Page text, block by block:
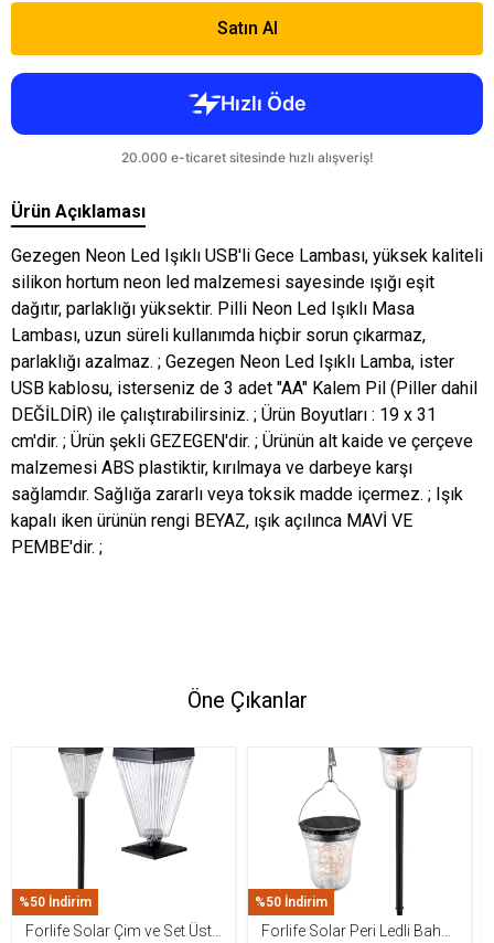
Satın Al
Ürün Açıklaması
Gezegen Neon Led Işıklı USB'li Gece Lambası, yüksek kaliteli
silikon hortum neon led malzemesi sayesinde ışığı eşit
dağıtır, parlaklığı yüksektir. Pilli Neon Led Işıklı Masa
Lambası, uzun süreli kullanımda hiçbir sorun çıkarmaz,
parlaklığı azalmaz. ; Gezegen Neon Led Işıklı Lamba, ister
USB kablosu, isterseniz de 3 adet "AA" Kalem Pil (Piller dahil
DEĞİLDİR) ile çalıştırabilirsiniz. ; Ürün Boyutları : 19 x 31
cm'dir. ; Ürün şekli GEZEGEN'dir. ; Ürünün alt kaide ve çerçeve
malzemesi ABS plastiktir, kırılmaya ve darbeye karşı
sağlamdır. Sağlığa zararlı veya toksik madde içermez. ; Işık
kapalı iken ürünün rengi BEYAZ, ışık açılınca MAVİ VE
PEMBE'dir. ;
Öne Çıkanlar
%50 İndirim
Forlife Solar Çim ve Set Üstü
%50 İndirim
Forlife Solar Peri Ledli Bahçe